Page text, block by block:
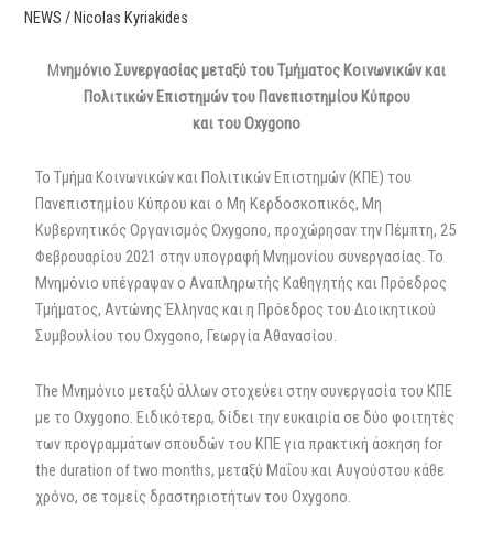
NEWS / Nicolas Kyriakides
Μνημόνιο Συνεργασίας μεταξύ του Τμήματος Κοινωνικών και
Πολιτικών Επιστημών του Πανεπιστημίου Κύπρου
καιτουOxygono
Το Τμήμα Κοινωνικών και Πολιτικών Επιστημών (ΚΠΕ) του
Πανεπιστημίου Κύπρου και ο Μη Κερδοσκοπικός, Μη
Κυβερνητικός Οργανισμός Oxygono, προχώρησαν την Πέμπτη, 25
Φεβρουαρίου 2021 στην υπογραφή Μνημονίου συνεργασίας. Το
Μνημόνιο υπέγραψαν ο Αναπληρωτής Καθηγητής και Πρόεδρος
Τμήματος, Αντώνης Έλληνας και η Πρόεδρος του Διοικητικού
Συμβουλίου του Oxygono, Γεωργία Αθανασίου.
The Μνημόνιο μεταξύ άλλων στοχεύει στην συνεργασία του ΚΠΕ
με το Oxygono. Ειδικότερα, δίδει την ευκαιρία σε δύο φοιτητές
των προγραμμάτων σπουδών του ΚΠΕ για πρακτική άσκηση for
the duration of two months, μεταξύ Μαΐου και Αυγούστου κάθε
χρόνο, σε τομείς δραστηριοτήτων του Oxygono.
Oxygen
Democracy